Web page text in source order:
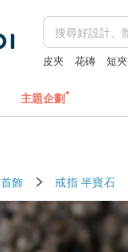
皮夾 花磚 短夾
主題企劃
首飾 戒指 半寶石